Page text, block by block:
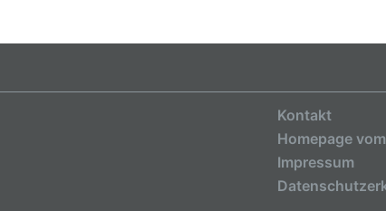
Kontakt
Homepage
Impressum